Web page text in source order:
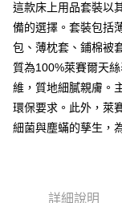
離島7-11取貨付款
每筆NT$60
付款後7-11取貨
每筆NT$60
宅配(包含郵寄包裹/
這款床上用品套裝以
備的選擇。套裝包括
包、薄枕套、鋪棉被
質為100%萊賽爾天
維，質地細膩親膚。
環保要求。此外，萊
細菌與塵蟎的孳生，
詳細說明